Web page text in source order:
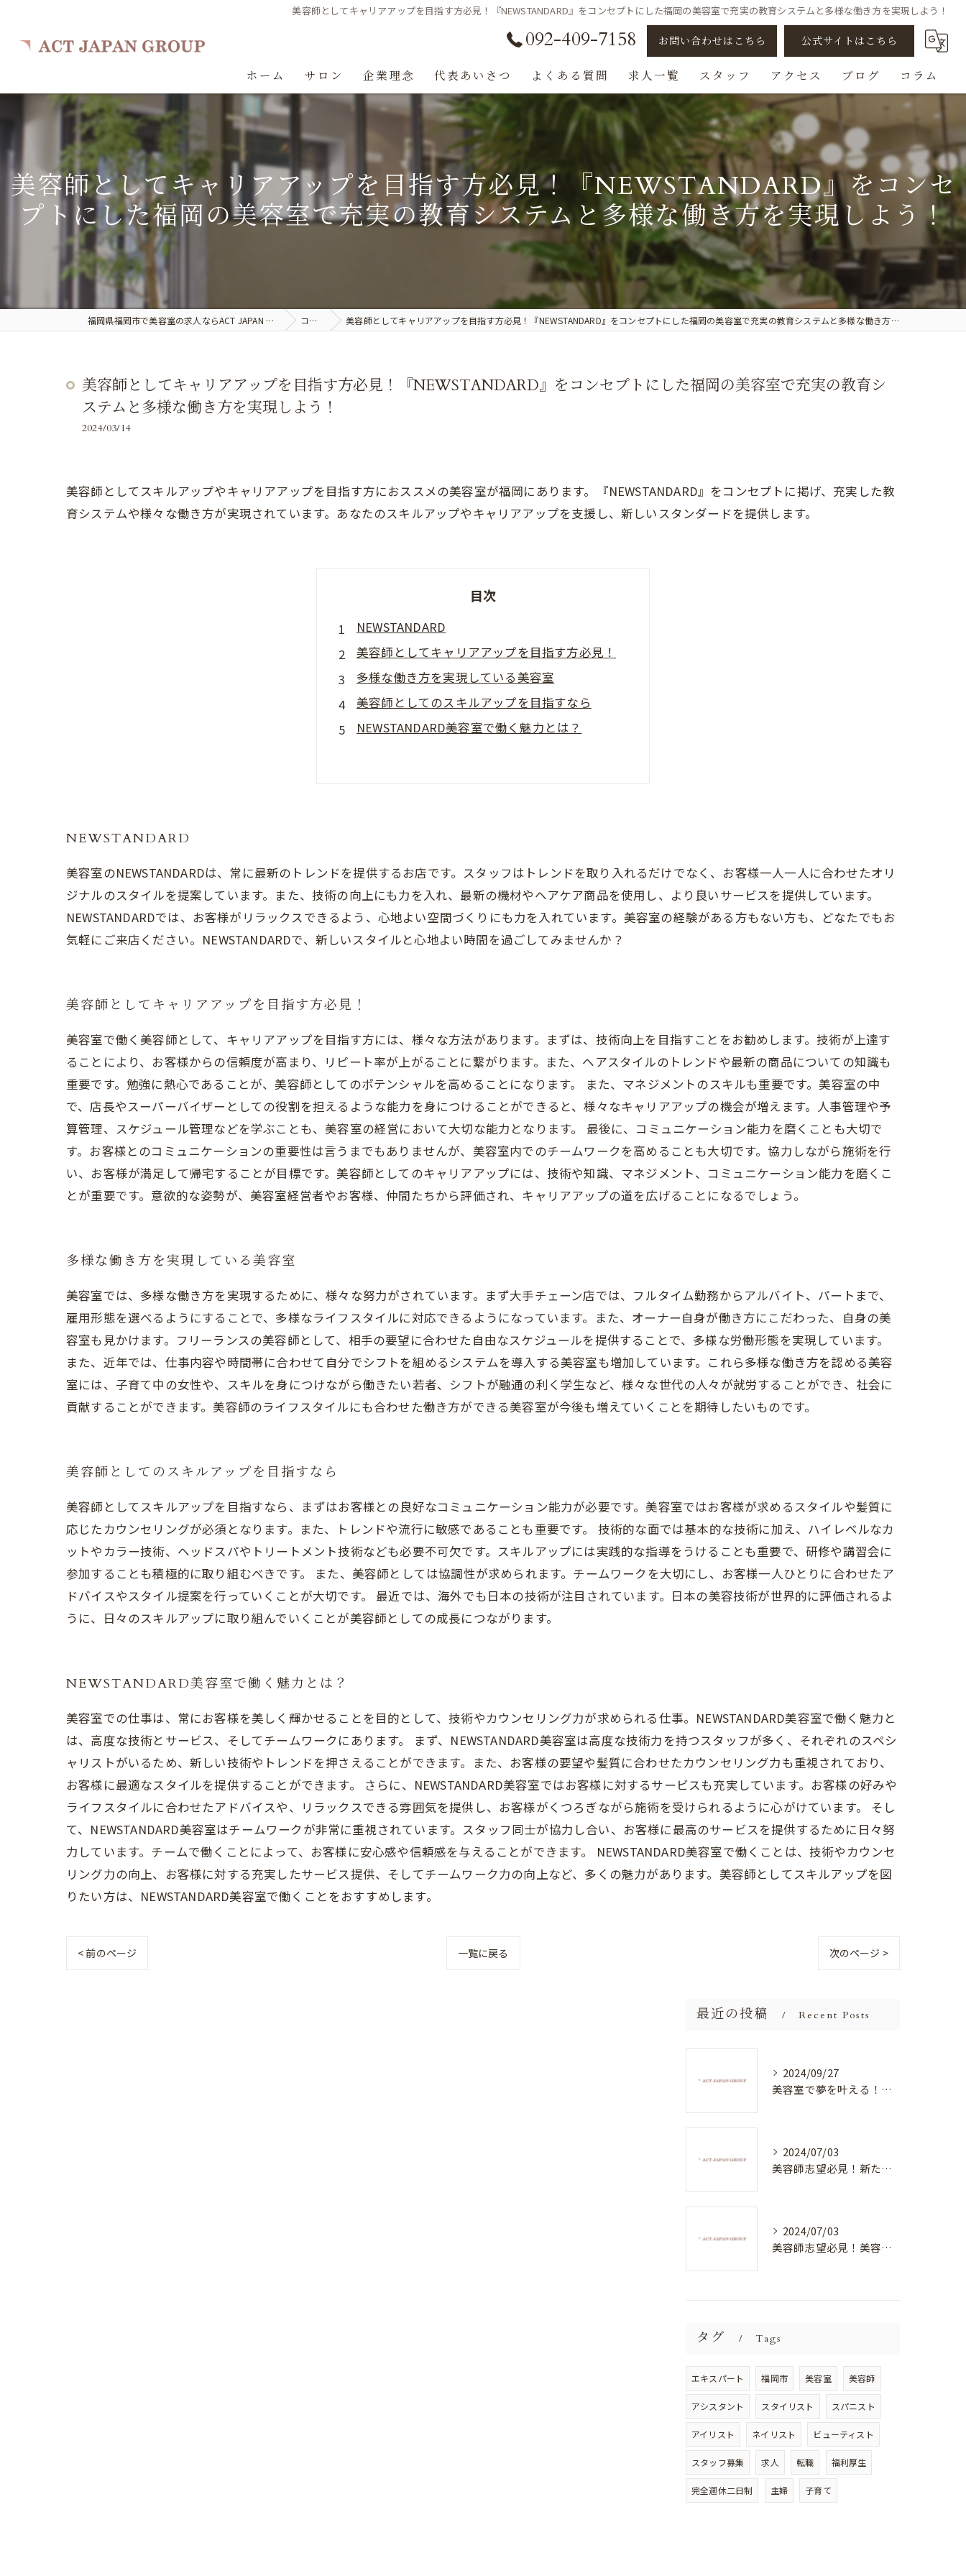
美容師としてキャリアアップを目指す方必見！『NEWSTANDARD』をコンセプトにした福岡の美容室で充実の教育システムと多様な働き方を実現しよう！
092-409-7158 お問い合わせはこちら 公式サイトはこちら
ホーム サロン 企業理念 代表あいさつ よくある質問 求人一覧 スタッフ
アシスタント
スタイリスト
ビューティスト
スパニスト
チェンジ/転職
アクセス ブログ コラム
美容師としてキャリアアップを目指す方必見！『NEWSTANDARD』をコンセ
プトにした福岡の美容室で充実の教育システムと多様な働き方を実現しよう！
福岡県福岡市で美容室の求人ならACT JAPAN GROUP コラム 美容師としてキャリアアップを目指す方必見！『NEWSTANDARD』をコンセプトにした福岡の美容室で充実の教育システムと多様な働き方を実現しよう！
美容師としてキャリアアップを目指す方必見！『NEWSTANDARD』をコンセプトにした福岡の美容室で充実の教育シ
ステムと多様な働き方を実現しよう！
2024/03/14
美容師としてスキルアップやキャリアアップを目指す方におススメの美容室が福岡にあります。『NEWSTANDARD』をコンセプトに掲げ、充実した教
育システムや様々な働き方が実現されています。あなたのスキルアップやキャリアアップを支援し、新しいスタンダードを提供します。
目次
NEWSTANDARD
美容師としてキャリアアップを目指す方必見！
多様な働き方を実現している美容室
美容師としてのスキルアップを目指すなら
NEWSTANDARD美容室で働く魅力とは？
NEWSTANDARD
美容室のNEWSTANDARDは、常に最新のトレンドを提供するお店です。スタッフはトレンドを取り入れるだけでなく、お客様一人一人に合わせたオリ
ジナルのスタイルを提案しています。また、技術の向上にも力を入れ、最新の機材やヘアケア商品を使用し、より良いサービスを提供しています。
NEWSTANDARDでは、お客様がリラックスできるよう、心地よい空間づくりにも力を入れています。美容室の経験がある方もない方も、どなたでもお
気軽にご来店ください。NEWSTANDARDで、新しいスタイルと心地よい時間を過ごしてみませんか？
美容師としてキャリアアップを目指す方必見！
美容室で働く美容師として、キャリアアップを目指す方には、様々な方法があります。まずは、技術向上を目指すことをお勧めします。技術が上達す
ることにより、お客様からの信頼度が高まり、リピート率が上がることに繋がります。また、ヘアスタイルのトレンドや最新の商品についての知識も
重要です。勉強に熱心であることが、美容師としてのポテンシャルを高めることになります。 また、マネジメントのスキルも重要です。美容室の中
で、店長やスーパーバイザーとしての役割を担えるような能力を身につけることができると、様々なキャリアアップの機会が増えます。人事管理や予
算管理、スケジュール管理などを学ぶことも、美容室の経営において大切な能力となります。 最後に、コミュニケーション能力を磨くことも大切で
す。お客様とのコミュニケーションの重要性は言うまでもありませんが、美容室内でのチームワークを高めることも大切です。協力しながら施術を行
い、お客様が満足して帰宅することが目標です。美容師としてのキャリアアップには、技術や知識、マネジメント、コミュニケーション能力を磨くこ
とが重要です。意欲的な姿勢が、美容室経営者やお客様、仲間たちから評価され、キャリアアップの道を広げることになるでしょう。
多様な働き方を実現している美容室
美容室では、多様な働き方を実現するために、様々な努力がされています。まず大手チェーン店では、フルタイム勤務からアルバイト、パートまで、
雇用形態を選べるようにすることで、多様なライフスタイルに対応できるようになっています。また、オーナー自身が働き方にこだわった、自身の美
容室も見かけます。フリーランスの美容師として、相手の要望に合わせた自由なスケジュールを提供することで、多様な労働形態を実現しています。
また、近年では、仕事内容や時間帯に合わせて自分でシフトを組めるシステムを導入する美容室も増加しています。これら多様な働き方を認める美容
室には、子育て中の女性や、スキルを身につけながら働きたい若者、シフトが融通の利く学生など、様々な世代の人々が就労することができ、社会に
貢献することができます。美容師のライフスタイルにも合わせた働き方ができる美容室が今後も増えていくことを期待したいものです。
美容師としてのスキルアップを目指すなら
美容師としてスキルアップを目指すなら、まずはお客様との良好なコミュニケーション能力が必要です。美容室ではお客様が求めるスタイルや髪質に
応じたカウンセリングが必須となります。また、トレンドや流行に敏感であることも重要です。 技術的な面では基本的な技術に加え、ハイレベルなカ
ットやカラー技術、ヘッドスパやトリートメント技術なども必要不可欠です。スキルアップには実践的な指導をうけることも重要で、研修や講習会に
参加することも積極的に取り組むべきです。 また、美容師としては協調性が求められます。チームワークを大切にし、お客様一人ひとりに合わせたア
ドバイスやスタイル提案を行っていくことが大切です。 最近では、海外でも日本の技術が注目されています。日本の美容技術が世界的に評価されるよ
うに、日々のスキルアップに取り組んでいくことが美容師としての成長につながります。
NEWSTANDARD美容室で働く魅力とは？
美容室での仕事は、常にお客様を美しく輝かせることを目的として、技術やカウンセリング力が求められる仕事。NEWSTANDARD美容室で働く魅力と
は、高度な技術とサービス、そしてチームワークにあります。 まず、NEWSTANDARD美容室は高度な技術力を持つスタッフが多く、それぞれのスペシ
ャリストがいるため、新しい技術やトレンドを押さえることができます。また、お客様の要望や髪質に合わせたカウンセリング力も重視されており、
お客様に最適なスタイルを提供することができます。 さらに、NEWSTANDARD美容室ではお客様に対するサービスも充実しています。お客様の好みや
ライフスタイルに合わせたアドバイスや、リラックスできる雰囲気を提供し、お客様がくつろぎながら施術を受けられるように心がけています。 そし
て、NEWSTANDARD美容室はチームワークが非常に重視されています。スタッフ同士が協力し合い、お客様に最高のサービスを提供するために日々努
力しています。チームで働くことによって、お客様に安心感や信頼感を与えることができます。 NEWSTANDARD美容室で働くことは、技術やカウンセ
リング力の向上、お客様に対する充実したサービス提供、そしてチームワーク力の向上など、多くの魅力があります。美容師としてスキルアップを図
りたい方は、NEWSTANDARD美容室で働くことをおすすめします。
< 前のページ 一覧に戻る 次のページ >
最近の投稿 Recent Posts
2024/09/27
美容室で夢を叶える！自分を磨く新たなチャンス
2024/07/03
美容師志望必見！新たな価値を創造する美容室でハイレベルな技術を学べる環境
2024/07/03
美容師志望必見！美容室NEWSTANDARDで最高のスキルアップを目指そう！
タグ Tags
エキスパート 福岡市 美容室 美容師
アシスタント スタイリスト スパニスト
アイリスト ネイリスト ビューティスト
スタッフ募集 求人 転職 福利厚生
完全週休二日制 主婦 子育て